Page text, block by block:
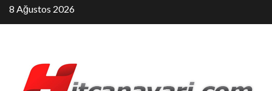
Skip
to
8 Ağustos 2026